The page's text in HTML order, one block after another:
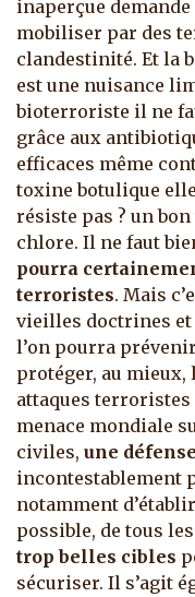
inaperçue
mobiliser par des
clandestinité. Et la
est une nuisance
bioterroriste il ne
grâce aux
efficaces même
toxine botulique
résiste pas ? un bon
chlore. Il ne faut
pourra
terroristes. Mais
vieilles doctrines et
l’on pourra
protéger, au
attaques
menace mondiale
civiles, une
incontestablement
notamment
possible, de tous
trop belles cibles
sécuriser. Il s’agit